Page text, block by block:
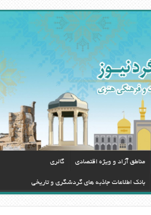
مناطق آزاد و ویژه اقتصادی گالری
بانک اطلاعات جاذبه های گردشگری و تاریخی